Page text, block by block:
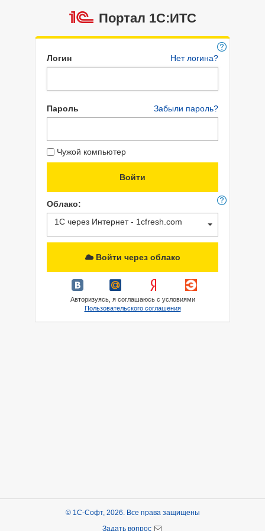
Портал 1C:ИТС
Логин Нет логина?
Пароль Забыли пароль?
Чужой компьютер
Облако:
1С через Интернет - 1cfresh.com
Войти через облако
Авторизуясь, я соглашаюсь с условиями
Пользовательского соглашения
© 1С-Софт, 2026. Все права защищены
Задать вопрос